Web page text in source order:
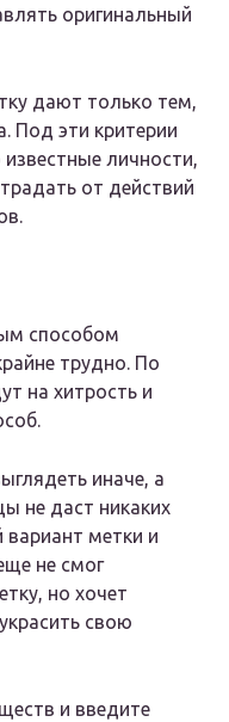
оригинальный
дают только тем,
Под эти критерии
личности,
от действий
способом
трудно. По
на хитрость и
иначе, а
не даст никаких
вариант метки и
не смог
но хочет
свою
и введите